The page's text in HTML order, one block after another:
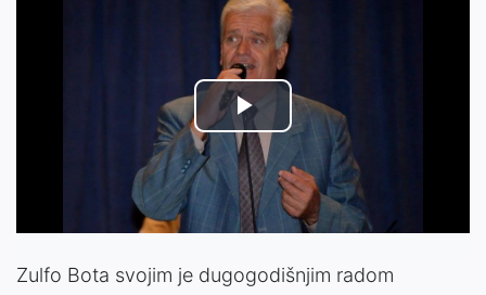
Play
Video
Zulfo Bota svojim je dugogodišnjim radom